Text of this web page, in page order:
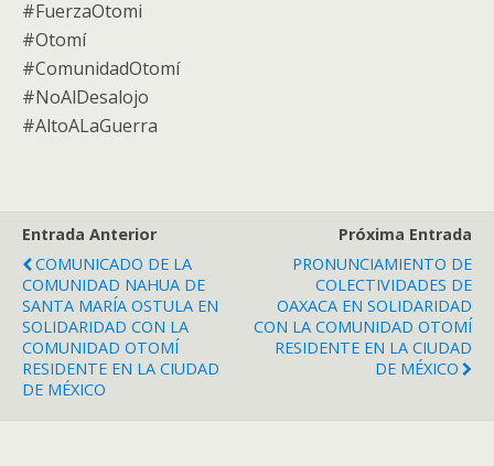
#FuerzaOtomi
#Otomí
#ComunidadOtomí
#NoAlDesalojo
#AltoALaGuerra
Entrada Anterior
COMUNICADO DE LA
COMUNIDAD NAHUA DE
SANTA MARÍA OSTULA EN
SOLIDARIDAD CON LA
COMUNIDAD OTOMÍ
RESIDENTE EN LA CIUDAD
DE MÉXICO
Próxima Entrada
PRONUNCIAMIENTO DE
COLECTIVIDADES DE
OAXACA EN SOLIDARIDAD
CON LA COMUNIDAD OTOMÍ
RESIDENTE EN LA CIUDAD
DE MÉXICO